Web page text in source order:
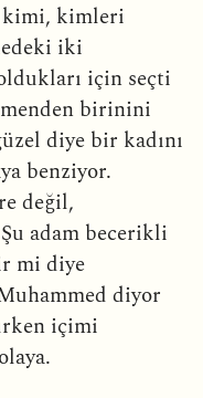
kimleri
iki
için seçti
birinini
diye bir kadını
benziyor.
değil,
adam becerikli
mi diye
diyor
içimi